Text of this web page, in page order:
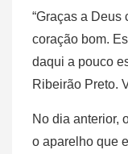
“Graças a Deus
coração bom.
daqui a pouco
Ribeirão Preto.
No dia anterior,
o aparelho que